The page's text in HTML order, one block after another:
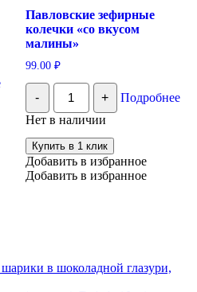
Павловские зефирные
колечки «со вкусом
малины»
99.00 ₽
-
Количество
Павловские
зефирные
колечки
"со
вкусом
малины"
+
Подробнее
Нет в наличии
Купить в 1 клик
Добавить в избранное
Добавить в избранное
в шоколадной глазури,